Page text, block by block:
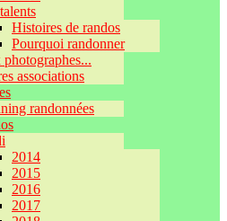
Histoires de randos
Pourquoi randonner
associations
randonnées
2014
2015
2016
2017